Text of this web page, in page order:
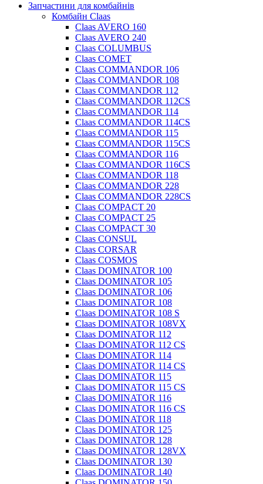
Запчастини для комбайнів
Комбайн Claas
Claas AVERO 160
Claas AVERO 240
Claas COLUMBUS
Claas COMET
Claas COMMANDOR 106
Claas COMMANDOR 108
Claas COMMANDOR 112
Claas COMMANDOR 112CS
Claas COMMANDOR 114
Claas COMMANDOR 114CS
Claas COMMANDOR 115
Claas COMMANDOR 115CS
Claas COMMANDOR 116
Claas COMMANDOR 116CS
Claas COMMANDOR 118
Claas COMMANDOR 228
Claas COMMANDOR 228CS
Claas COMPACT 20
Claas COMPACT 25
Claas COMPACT 30
Claas CONSUL
Claas CORSAR
Claas COSMOS
Claas DOMINATOR 100
Claas DOMINATOR 105
Claas DOMINATOR 106
Claas DOMINATOR 108
Claas DOMINATOR 108 S
Claas DOMINATOR 108VX
Claas DOMINATOR 112
Claas DOMINATOR 112 CS
Claas DOMINATOR 114
Claas DOMINATOR 114 CS
Claas DOMINATOR 115
Claas DOMINATOR 115 CS
Claas DOMINATOR 116
Claas DOMINATOR 116 CS
Claas DOMINATOR 118
Claas DOMINATOR 125
Claas DOMINATOR 128
Claas DOMINATOR 128VX
Claas DOMINATOR 130
Claas DOMINATOR 140